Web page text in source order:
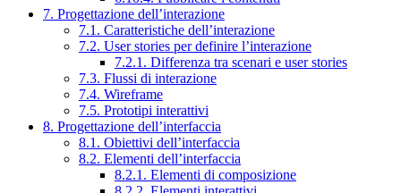
7. Progettazione dell’interazione
7.1. Caratteristiche dell’interazione
7.2. User stories per definire l’interazione
7.2.1. Differenza tra scenari e user stories
7.3. Flussi di interazione
7.4. Wireframe
7.5. Prototipi interattivi
8. Progettazione dell’interfaccia
8.1. Obiettivi dell’interfaccia
8.2. Elementi dell’interfaccia
8.2.1. Elementi di composizione